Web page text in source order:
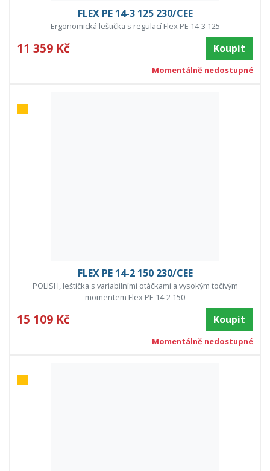
FLEX PE 14-3 125 230/CEE
Ergonomická leštička s regulací Flex PE 14-3 125
11 359 Kč Koupit
Momentálně nedostupné
FLEX PE 14-2 150 230/CEE
POLISH, leštička s variabilními otáčkami a vysokým točivým
momentem Flex PE 14-2 150
15 109 Kč Koupit
Momentálně nedostupné